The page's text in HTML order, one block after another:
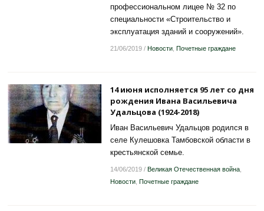
профессиональном лицее № 32 по
специальности «Строительство и
эксплуатация зданий и сооружений».
21/06/2019/ Новости, Почетные граждане
14 июня исполняется 95 лет со дня
рождения Ивана Васильевича
Удальцова (1924-2018)
Иван Васильевич Удальцов родился в
селе Кулешовка Тамбовской области в
крестьянской семье.
14/06/2019/ Великая Отечественная война,
Новости, Почетные граждане